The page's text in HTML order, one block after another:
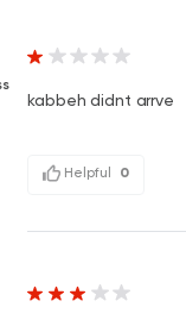
kabbeh didnt arrve
Helpful 0